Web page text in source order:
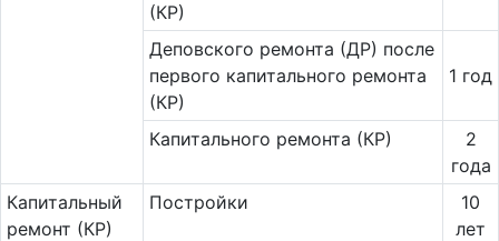
(КР)
Деповского ремонта (ДР) после
первого капитального ремонта
(КР)
1 год
Капитального ремонта (КР)
2
года
Ка­пи­таль­ный
ремонт (КР)
Постройки
10
лет